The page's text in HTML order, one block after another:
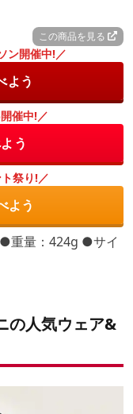
この商品を見る
ン開催中!／
よう
催中!／
う
祭り!／
よう
重量：424g ●サイ
の人気ウェア&